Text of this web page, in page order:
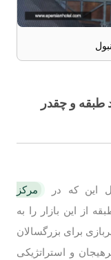
طبقه و چقدر
این که در
مرکز
گرفته، تنها 2 طبقه از این بازار را به
برای بزرگسالان
و استراتژیکی